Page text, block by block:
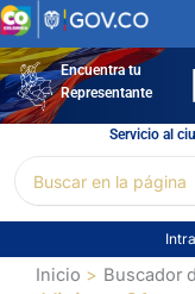
Ir
al
contenidoEncuentra tu
Representante
Servicio al
por:
Inicio Buscador